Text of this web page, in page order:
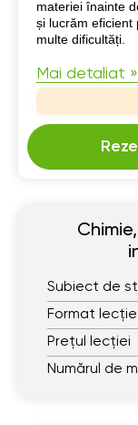
materiei înainte
și lucrăm eficient
multe dificultăți.
Mai detaliat »
Subiect de
Format lecție
Prețul lecției
Numărul de